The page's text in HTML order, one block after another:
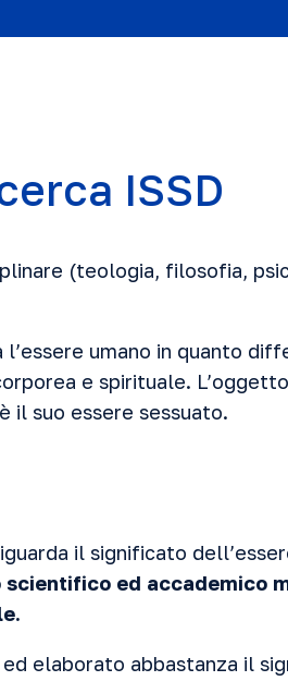
ISSD
(teologia, filosofia,
umano in quanto
e spirituale.
il suo essere sessuato.
il significato
ed accademico
elaborato abbastanza il